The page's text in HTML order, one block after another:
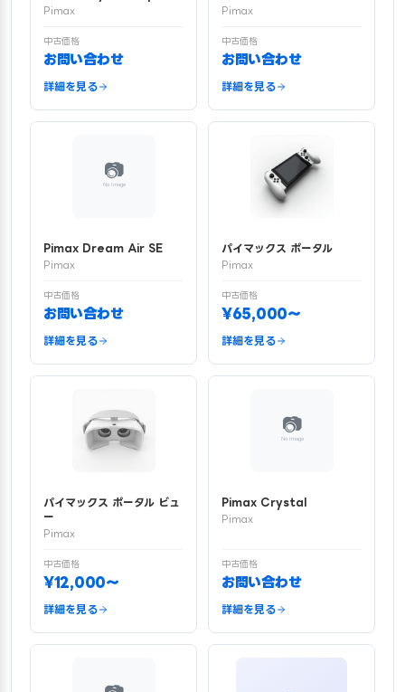
Pimax
中古価格
お問い合わせ
詳細を見る
Pimax
中古価格
お問い合わせ
詳細を見る
Pimax Dream Air SE
Pimax
中古価格
お問い合わせ
詳細を見る
パイマックス ポータル
Pimax
中古価格
¥65,000〜
詳細を見る
パイマックス ポータル ビュ
ー
Pimax
中古価格
¥12,000〜
詳細を見る
Pimax Crystal
Pimax
中古価格
お問い合わせ
詳細を見る